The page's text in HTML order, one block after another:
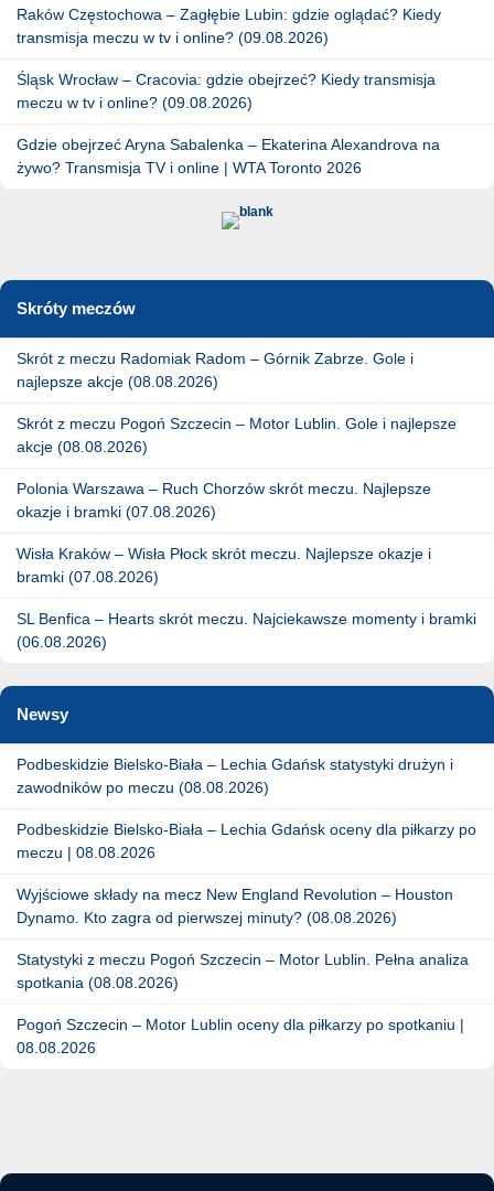
Raków Częstochowa – Zagłębie Lubin: gdzie oglądać? Kiedy
transmisja meczu w tv i online? (09.08.2026)
Śląsk Wrocław – Cracovia: gdzie obejrzeć? Kiedy transmisja
meczu w tv i online? (09.08.2026)
Gdzie obejrzeć Aryna Sabalenka – Ekaterina Alexandrova na
żywo? Transmisja TV i online | WTA Toronto 2026
Skróty meczów
Skrót z meczu Radomiak Radom – Górnik Zabrze. Gole i
najlepsze akcje (08.08.2026)
Skrót z meczu Pogoń Szczecin – Motor Lublin. Gole i najlepsze
akcje (08.08.2026)
Polonia Warszawa – Ruch Chorzów skrót meczu. Najlepsze
okazje i bramki (07.08.2026)
Wisła Kraków – Wisła Płock skrót meczu. Najlepsze okazje i
bramki (07.08.2026)
SL Benfica – Hearts skrót meczu. Najciekawsze momenty i bramki
(06.08.2026)
Newsy
Podbeskidzie Bielsko-Biała – Lechia Gdańsk statystyki drużyn i
zawodników po meczu (08.08.2026)
Podbeskidzie Bielsko-Biała – Lechia Gdańsk oceny dla piłkarzy po
meczu | 08.08.2026
Wyjściowe składy na mecz New England Revolution – Houston
Dynamo. Kto zagra od pierwszej minuty? (08.08.2026)
Statystyki z meczu Pogoń Szczecin – Motor Lublin. Pełna analiza
spotkania (08.08.2026)
Pogoń Szczecin – Motor Lublin oceny dla piłkarzy po spotkaniu |
08.08.2026